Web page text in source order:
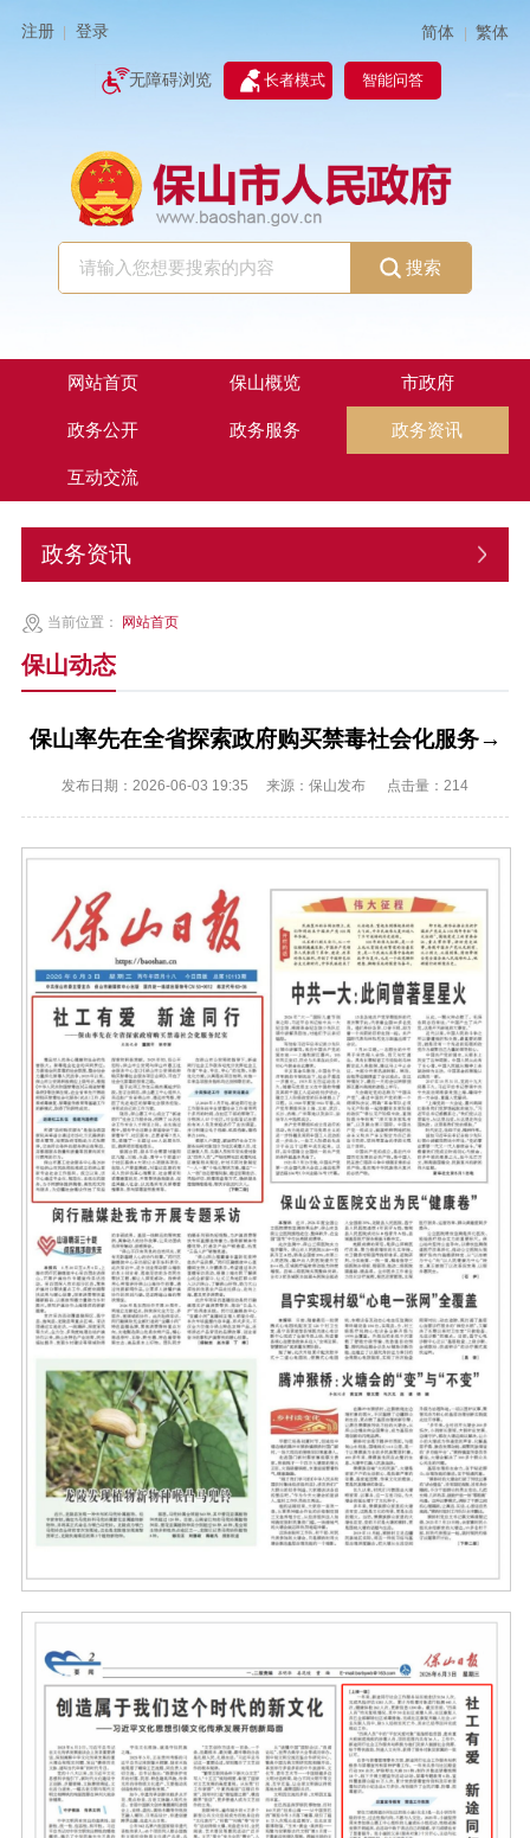
注册 登录 简体 | 繁体
无障碍浏览 长者模式 智能问答
搜索
网站首页 保山概览 市政府
政务公开 政务服务 政务资讯
互动交流
政务资讯
当前位置： 网站首页
保山动态
保山率先在全省探索政府购买禁毒社会化服务→
发布日期：2026-06-03 19:35 来源：保山发布 点击量： 214